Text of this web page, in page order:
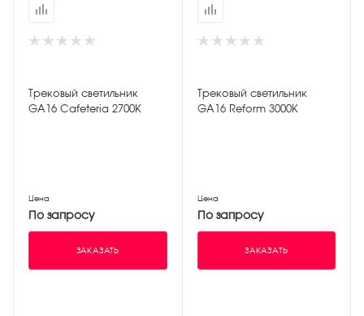
Трековый светильник
GA16 Cafeteria 2700К
Цена
По запросу
ЗАКАЗАТЬ
Трековый светильник
GA16 Reform 3000К
Цена
По запросу
ЗАКАЗАТЬ